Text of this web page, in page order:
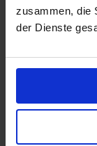
zusammen, die
der Dienste